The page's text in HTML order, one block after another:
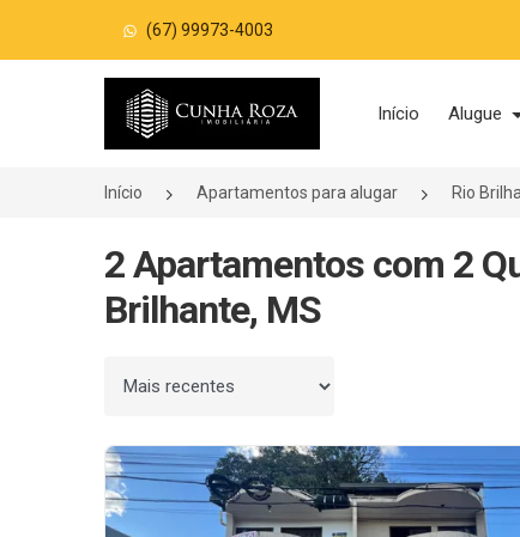
(67) 99973-4003
Página inicial
Início Alugue
Início Apartamentos para alugar Rio
2 Apartamentos com 2
Brilhante, MS
Ordenar por